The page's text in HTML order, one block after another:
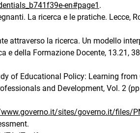
en#page1 .
La ricerca e le pratiche. Lecce,
attraverso la ricerca. Un modello
della Formazione Docente, 13.21,
of Educational Policy: Learning from
and Development, Vol. 2
sites/governo.it/files/